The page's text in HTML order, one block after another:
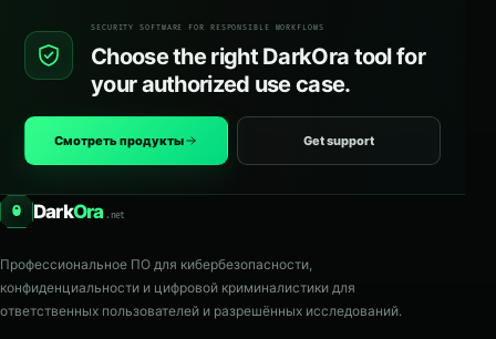
SECURITY SOFTWARE FOR RESPONSIBLE WORKFLOWS
Choose the right DarkOra tool for
your authorized use case.
Смотреть продукты Get support
O DarkOra .net
Профессиональное ПО для кибербезопасности,
конфиденциальности и цифровой криминалистики для
ответственных пользователей и разрешённых исследований.